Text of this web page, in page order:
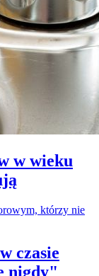
w wieku
czasie
nigdy"